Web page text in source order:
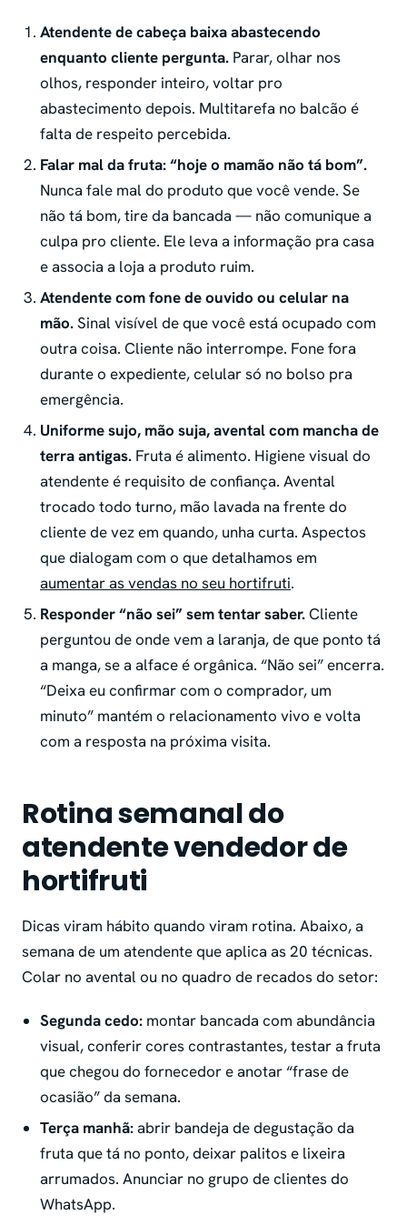
Atendente de cabeça baixa abastecendo
enquanto cliente pergunta. Parar, olhar nos
olhos, responder inteiro, voltar pro
abastecimento depois. Multitarefa no balcão é
falta de respeito percebida.
Falar mal da fruta: “hoje o mamão não tá bom”.
Nunca fale mal do produto que você vende. Se
não tá bom, tire da bancada — não comunique a
culpa pro cliente. Ele leva a informação pra casa
e associa a loja a produto ruim.
Atendente com fone de ouvido ou celular na
mão.Sinal visível de que você está ocupado com
outra coisa. Cliente não interrompe. Fone fora
durante o expediente, celular só no bolso pra
emergência.
Uniforme sujo, mão suja, avental com mancha de
terra antigas. Fruta é alimento. Higiene visual do
atendente é requisito de confiança. Avental
trocado todo turno, mão lavada na frente do
cliente de vez em quando, unha curta. Aspectos
que dialogam com o que detalhamos em
aumentar as vendas no seu hortifruti.
Responder “não sei” sem tentar saber.Cliente
perguntou de onde vem a laranja, de que ponto tá
a manga, se a alface é orgânica. “Não sei” encerra.
“Deixa eu confirmar com o comprador, um
minuto” mantém o relacionamento vivo e volta
com a resposta na próxima visita.
Rotina semanal do
atendente vendedor de
hortifruti
Dicas viram hábito quando viram rotina. Abaixo, a
semana de um atendente que aplica as 20 técnicas.
Colar no avental ou no quadro de recados do setor:
Segunda cedo: montar bancada com abundância
visual, conferir cores contrastantes, testar a fruta
que chegou do fornecedor e anotar “frase de
ocasião” da semana.
Terça manhã:abrir bandeja de degustação da
fruta que tá no ponto, deixar palitos e lixeira
arrumados. Anunciar no grupo de clientes do
WhatsApp.